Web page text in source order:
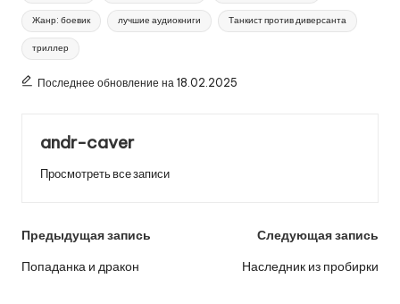
Жанр: боевик лучшие аудиокниги Танкист против диверсанта
триллер
Последнее обновление на 18.02.2025
andr-caver
Просмотреть все записи
Навигация
по
Предыдущая запись
Попаданка и дракон
Следующая запись
Наследник из пробирки